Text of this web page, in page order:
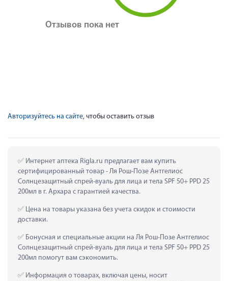
Отзывов пока нет
Авторизуйтесь на сайте, чтобы оставить отзыв
Интернет аптека Rigla.ru предлагает вам купить
сертифицированный товар - Ля Рош-Позе Антгелиос
Солнцезащитный спрей-вуаль для лица и тела SPF 50+ PPD 25
200мл в г. Архара с гарантией качества.
Цена на товары указана без учета скидок и стоимости
доставки.
Бонусная и специальные акции на Ля Рош-Позе Антгелиос
Солнцезащитный спрей-вуаль для лица и тела SPF 50+ PPD 25
200мл помогут вам сэкономить.
Информация о товарах, включая цены, носит